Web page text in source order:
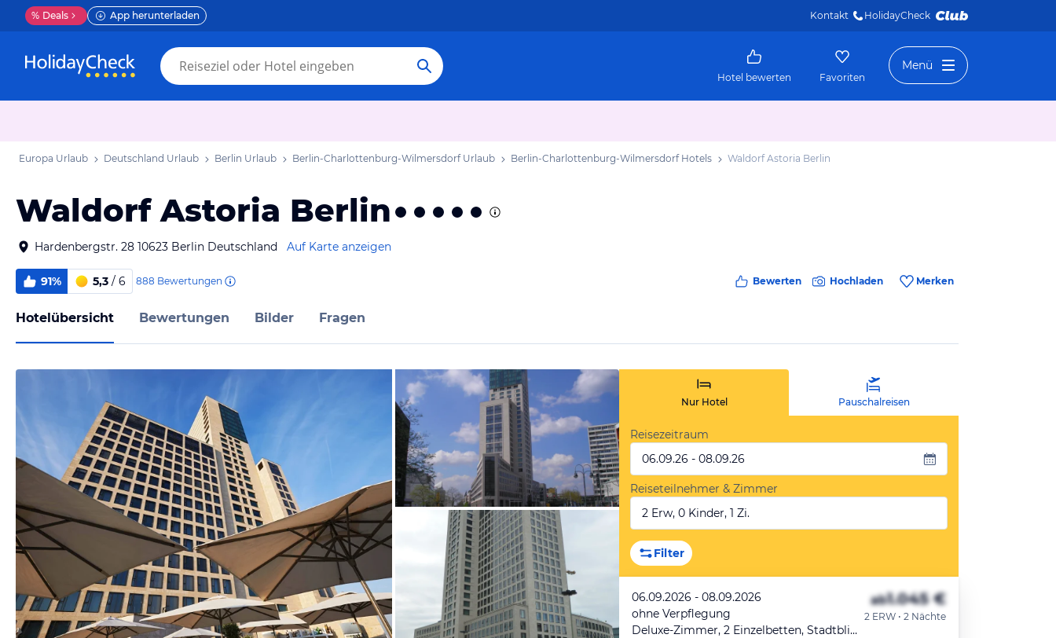
% Deals App herunterladen Kontakt HolidayCheck
Hotel bewerten Favoriten
Menü
Europa Urlaub Deutschland Urlaub Berlin Urlaub Berlin-Charlottenburg-Wilmersdorf Urlaub Berlin-Charlottenburg-Wilmersdorf Hotels Waldorf Astoria Berlin
Waldorf Astoria Berlin
Hardenbergstr. 28 10623 Berlin Deutschland Auf Karte anzeigen
91% 5,3 / 6 888 Bewertungen Bewerten Hochladen Merken
Hotelübersicht Bewertungen Bilder Fragen
von Ralf, April 2014
Nur Hotel Pauschalreisen
Reisezeitraum
06.09.26 - 08.09.26
Reiseteilnehmer & Zimmer
2 Erw, 0 Kinder, 1 Zi.
Filter
06.09.2026 - 08.09.2026
ohne Verpflegung
Deluxe-Zimmer, 2 Einzelbetten, Stadtblick
ab1.045 €
2 ERW • 2 Nächte